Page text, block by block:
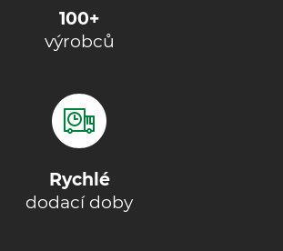
100+
výrobců
Rychlé
dodací doby